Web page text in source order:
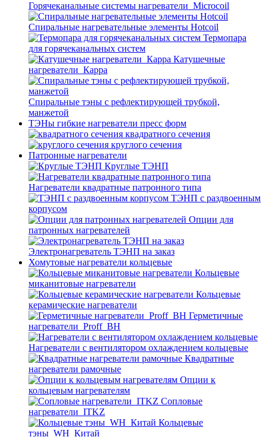
Горячеканальные системы нагреватели_Microcoil
Спиральные нагревательные элементы Hotcoil
Термопара
для горячеканальных систем
Катушечные
нагреватели_Карра
Спиральные тэны с рефлектирующей трубкой,
манжетой
ТЭНы гибкие нагреватели пресс форм
квадратного сечения
круглого сечения
Патронные нагреватели
Круглые ТЭНП
Нагреватели квадратные патронного типа
ТЭНП с раздвоенным
корпусом
Опции для
патронных нагревателей
Электронагреватель ТЭНП на заказ
Хомутовые нагреватели кольцевые
Кольцевые
миканитовые нагреватели
Кольцевые
керамические нагреватели
Герметичные
нагреватели_Proff_BH
Нагреватели с вентилятором охлаждением кольцевые
Квадратные
нагреватели рамочные
Опции к
кольцевым нагревателям
Cопловые
нагреватели_ITKZ
Кольцевые
тэны_WH_Китай